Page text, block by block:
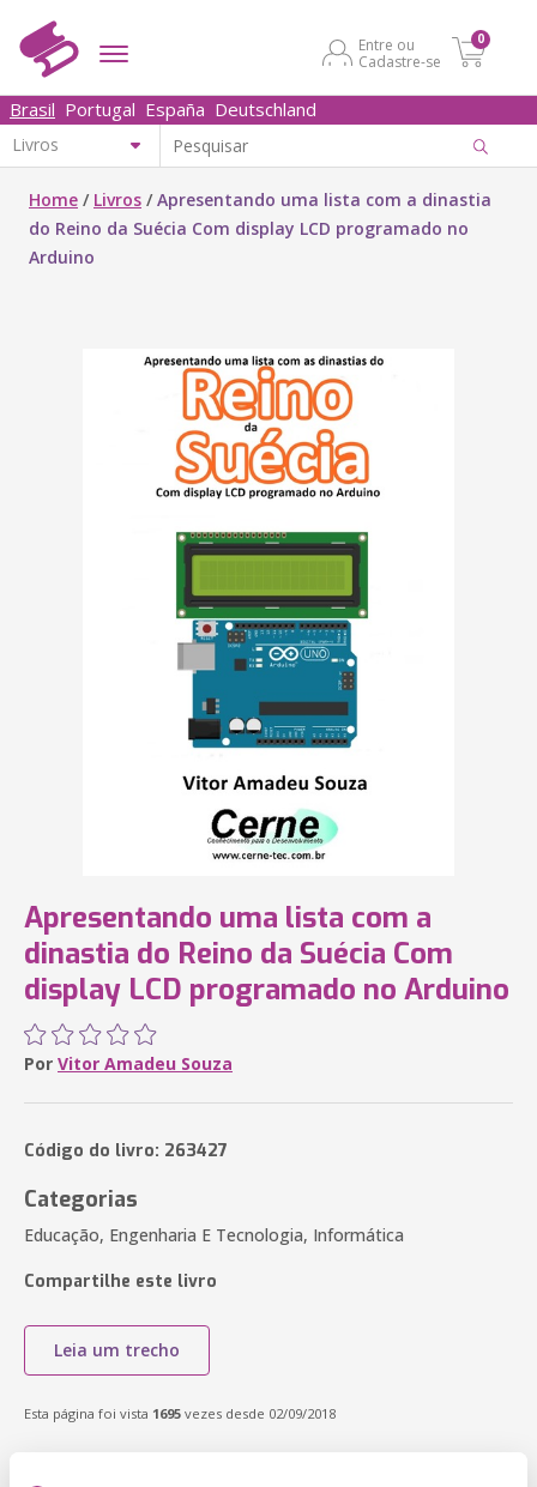
Entre ou
Cadastre-se
0
Brasil Portugal España Deutschland
Home / Livros /Apresentando uma lista com a dinastia
do Reino da Suécia Com display LCD programado no
Arduino
Apresentando uma lista com a
dinastia do Reino da Suécia Com
display LCD programado no Arduino
Por Vitor Amadeu Souza
Código do livro: 263427
Categorias
Educação, Engenharia E Tecnologia, Informática
Compartilhe este livro
Leia um trecho
Esta página foi vista 1695 vezes desde 02/09/2018